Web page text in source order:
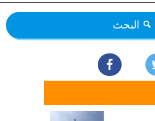
البحث